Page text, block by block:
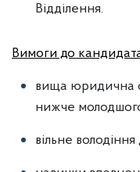
Відділення.
Вимоги до
вища юридична
нижче
вільне